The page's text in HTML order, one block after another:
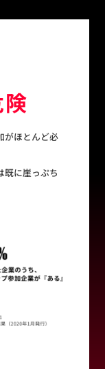
がほとんど必
既に崖っぷち